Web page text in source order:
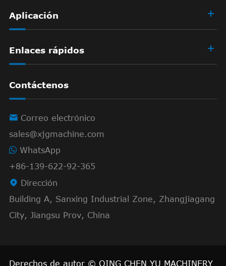
Aplicación
Enlaces rápidos
Contáctenos
 Correo electrónico
sales@xjgmachine.com
WhatsApp
+86-139-622-92-365
 Dirección
Building A, Sanxing Industrial Zone, Zhangjiagang
City, Jiangsu Prov, China
Derechos de autor © QING CHEN YU MACHINERY